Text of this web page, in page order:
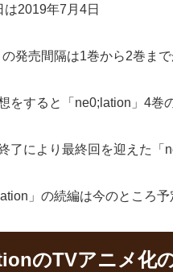
は2019年7月4日
の発売間隔は1巻から2巻ま
をすると「ne0;lation」4巻
了により最終回を迎えた「
」の続編は今のところ
のTVアニメ化